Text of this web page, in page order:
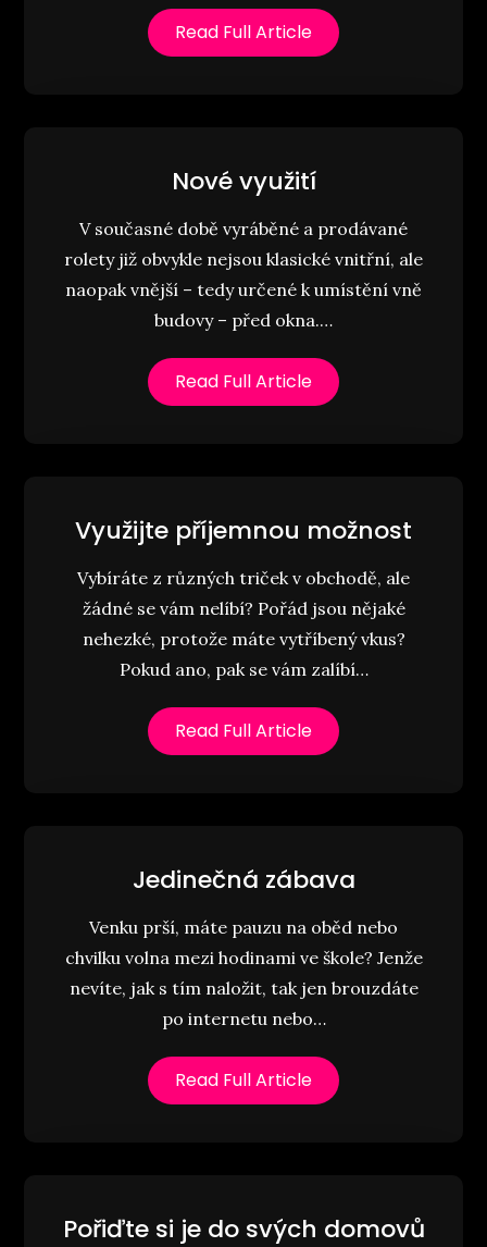
Read Full Article
Nové využití
V současné době vyráběné a prodávané
rolety již obvykle nejsou klasické vnitřní, ale
naopak vnější – tedy určené k umístění vně
budovy – před okna.…
Read Full Article
Využijte příjemnou možnost
Vybíráte z různých triček v obchodě, ale
žádné se vám nelíbí? Pořád jsou nějaké
nehezké, protože máte vytříbený vkus?
Pokud ano, pak se vám zalíbí…
Read Full Article
Jedinečná zábava
Venku prší, máte pauzu na oběd nebo
chvilku volna mezi hodinami ve škole? Jenže
nevíte, jak s tím naložit, tak jen brouzdáte
po internetu nebo…
Read Full Article
Pořiďte si je do svých domovů